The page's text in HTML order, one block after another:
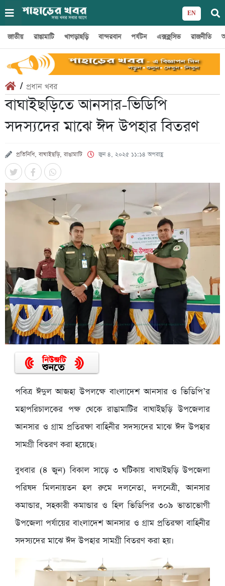
EN
জাতীয় রাঙামাটি খাগড়াছড়ি বান্দরবান পর্যটন এক্সক্লুসিভ রাজনীতি
/ প্রধান খবর
বাঘাইছড়িতে আনসার-ভিডিপি
সদস্যদের মাঝে ঈদ উপহার বিতরণ
প্রতিনিধি, বাঘাইছড়ি, রাঙামাটি জুন ৪, ২০২৫ ১১:১৪ অপরাহ্ণ
পবিত্র ঈদুল আজহা উপলক্ষে বাংলাদেশ আনসার ও ভিডিপি’র
মহাপরিচালকের পক্ষ থেকে রাঙামাটির বাঘাইছড়ি উপজেলার
আনসার ও গ্রাম প্রতিরক্ষা বাহিনীর সদস্যদের মাঝে ঈদ উপহার
সামগ্রী বিতরণ করা হয়েছে।
বুধবার (৪ জুন) বিকাল সাড়ে ৩ ঘটিকায় বাঘাইছড়ি উপজেলা
পরিষদ মিলনায়তন হল রুমে দলনেতা, দলনেত্রী, আনসার
কমান্ডার, সহকারী কমান্ডার ও হিল ভিডিপির ৩০৯ ভাতাভোগী
উপজেলা পর্যায়ের বাংলাদেশ আনসার ও গ্রাম প্রতিরক্ষা বাহিনীর
সদস্যদের মাঝে ঈদ উপহার সামগ্রী বিতরণ করা হয়।